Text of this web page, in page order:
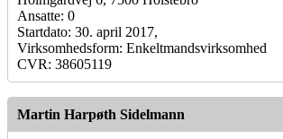
Ansatte: 0
Startdato: 30. april 2017,
Virksomhedsform: Enkeltmandsvirksomhed
CVR: 38605119
Martin Harpøth Sidelmann